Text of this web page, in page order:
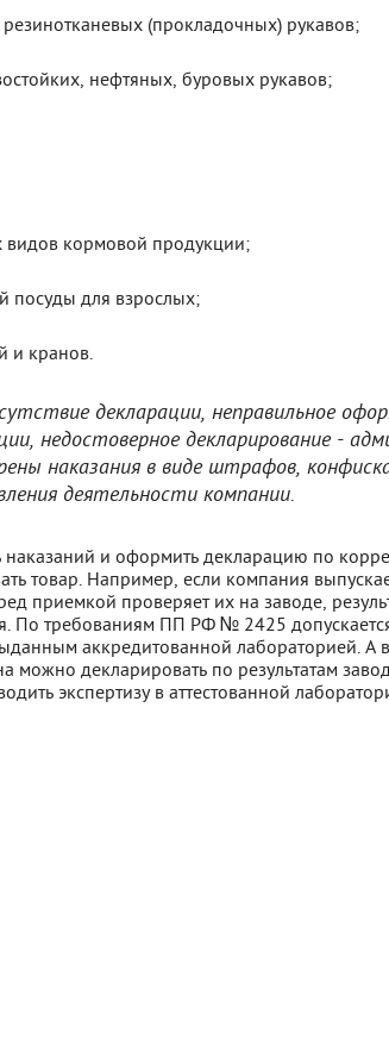
(прокладочных) рукавов;
нефтяных, буровых рукавов;
видов кормовой продукции;
посуды для взрослых;
и кранов.
декларации, неправильное
недостоверное декларирование -
наказания в виде штрафов,
деятельности компании.
наказаний и оформить декларацию по
товар. Например, если компания
приемкой проверяет их на заводе,
По требованиям ПП РФ № 2425
аккредитованной лабораторией. А
можно декларировать по результатам
экспертизу в аттестованной